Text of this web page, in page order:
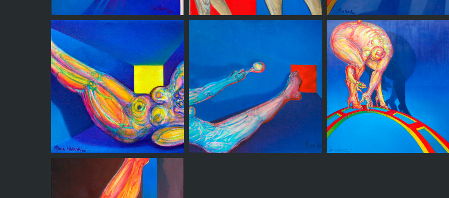
Contemplacion nocturna Cariatides dibujadas Cariatide contemporanea